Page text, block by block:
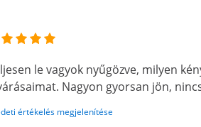
le vagyok nyűgözve, milyen
Nagyon gyorsan jön,
értékelés megjelenítése